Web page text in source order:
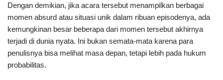
Dengan demikian, jika acara tersebut menampilkan berbagai
momen absurd atau situasi unik dalam ribuan episodenya, ada
kemungkinan besar beberapa dari momen tersebut akhirnya
terjadi di dunia nyata. Ini bukan semata-mata karena para
penulisnya bisa melihat masa depan, tetapi lebih pada hukum
probabilitas.